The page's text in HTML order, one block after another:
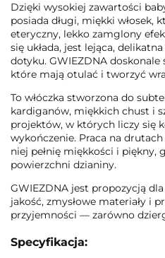
Dzięki wysokiej zawartości
posiada długi, miękki włosek,
eteryczny, lekko zamglony
się układa, jest lejąca,
dotyku. GWIEZDNA
które mają otulać i tworzyć
To włóczka stworzona do
kardiganów, miękkich chust i
projektów, w których liczy się
wykończenie. Praca na
niej pełnię miękkości i piękny,
powierzchni dzianiny.
GWIEZDNA jest propozycją
jakość, zmysłowe materiały i
przyjemności — zarówno
Specyfikacja: